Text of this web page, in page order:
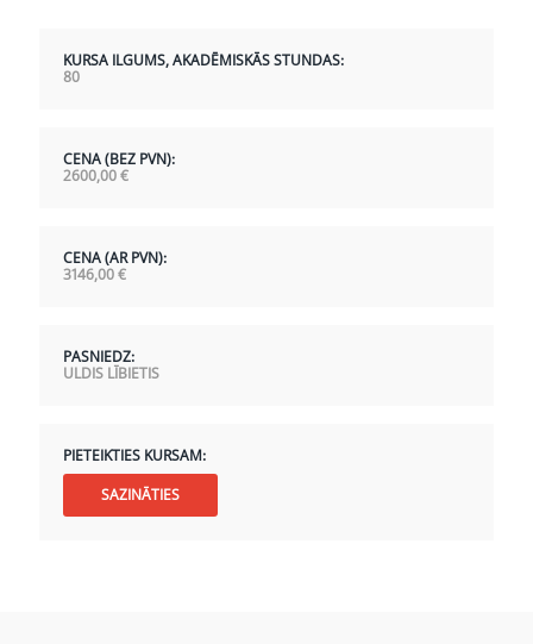
KURSA ILGUMS, AKADĒMISKĀS STUNDAS:
80
CENA (BEZ PVN):
2600,00€
CENA (AR PVN):
3146,00€
PASNIEDZ:
ULDIS LĪBIETIS
PIETEIKTIES KURSAM:
SAZINĀTIES